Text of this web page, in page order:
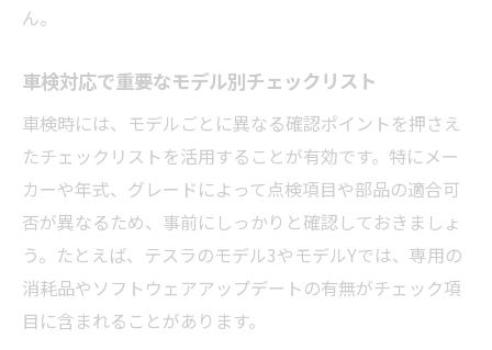
Nシステムで車検切れがバレるケースとは
車検モデルごとに注意したいNシステム対策
Nシステムでの車検切れ検出と対応策を解説
車検証不携帯時のNシステム対応ポイント
型式やグレード違いでも車検はどう変わるのか
型式やグレード違いで車検内容はどう変わ
ん。
車検対応で重要なモデル別チェックリスト
車検時には、モデルごとに異なる確認ポイントを押さえ
たチェックリストを活用することが有効です。特にメー
カーや年式、グレードによって点検項目や部品の適合可
否が異なるため、事前にしっかりと確認しておきましょ
う。たとえば、テスラのモデル3やモデルYでは、専用の
消耗品やソフトウェアアップデートの有無がチェック項
目に含まれることがあります。